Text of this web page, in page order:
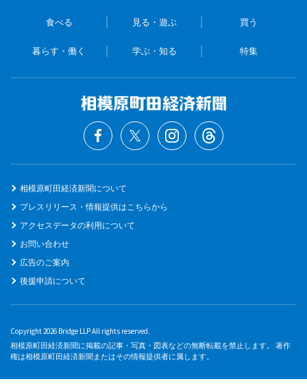
食べる 見る・遊ぶ 買う
暮らす・働く 学ぶ・知る 特集
相模原町田経済新聞について
プレスリリース・情報提供はこちらから
アクセスデータの利用について
お問い合わせ
広告のご案内
後援申請について
Copyright 2026 Bridge LLP All rights reserved.
相模原町田経済新聞に掲載の記事・写真・図表などの無断転載を禁止します。 著作
権は相模原町田経済新聞またはその情報提供者に属します。